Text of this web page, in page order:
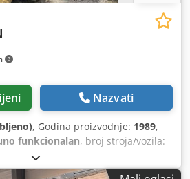
Nazvati
, Godina proizvodnje: 1989,
funkcionalan, broj stroja/vozila:
x 320 Radni raspon: X = 850 Y =
Z = 400 Maksimalna težina